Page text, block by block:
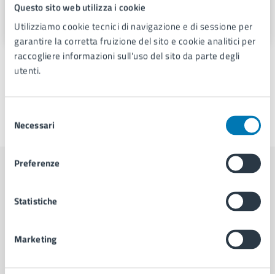
Questo sito web utilizza i cookie
Utilizziamo cookie tecnici di navigazione e di sessione per
garantire la corretta fruizione del sito e cookie analitici per
raccogliere informazioni sull'uso del sito da parte degli
utenti.
delNecessari
Preferenze
Statistiche
Marketing
Piazza Municipio 22, 80133
Ultimo aggiornamento: